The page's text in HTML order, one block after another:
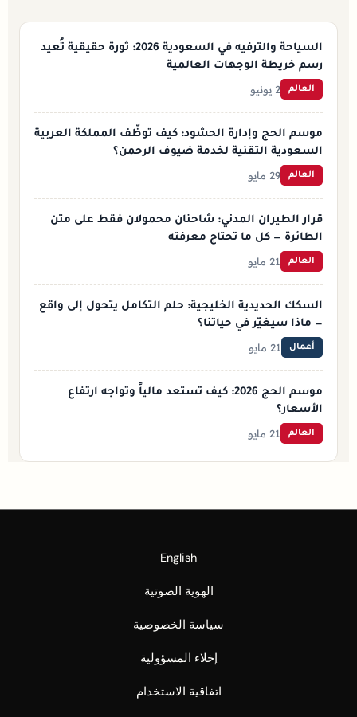
السياحة والترفيه في السعودية 2026: ثورة حقيقية تُعيد
رسم خريطة الوجهات العالمية
العالم 2 يونيو
موسم الحج وإدارة الحشود: كيف توظّف المملكة العربية
السعودية التقنية لخدمة ضيوف الرحمن؟
العالم 29 مايو
قرار الطيران المدني: شاحنان محمولان فقط على متن
الطائرة — كل ما تحتاج معرفته
العالم 21 مايو
السكك الحديدية الخليجية: حلم التكامل يتحول إلى واقع
— ماذا سيغيّر في حياتنا؟
أعمال 21 مايو
موسم الحج 2026: كيف تستعد مالياً وتواجه ارتفاع
الأسعار؟
العالم 21 مايو
English
الهوية الصوتية
سياسة الخصوصية
إخلاء المسؤولية
اتفاقية الاستخدام